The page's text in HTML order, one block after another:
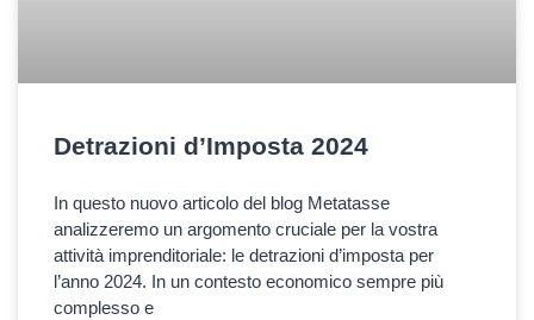
Detrazioni d’Imposta 2024
In questo nuovo articolo del blog Metatasse
analizzeremo un argomento cruciale per la vostra
attività imprenditoriale: le detrazioni d’imposta per
l’anno 2024. In un contesto economico sempre più
complesso e